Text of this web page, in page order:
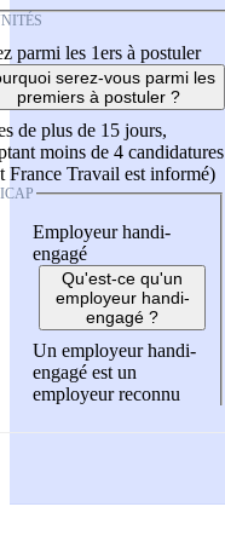
parmi les 1ers à postuler
serez-vous parmi les
premiers à postuler ?
de plus de 15 jours,
moins de 4 candidatures
France Travail est informé)
Employeur handi-
engagé
Qu'est-ce qu'un
employeur handi-
engagé ?
Un employeur handi-
engagé est un
employeur reconnu